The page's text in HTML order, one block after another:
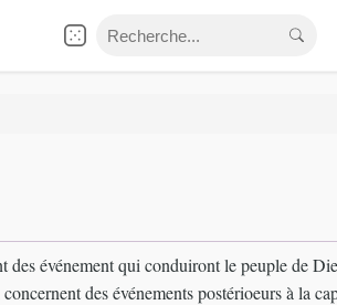
événement qui conduiront le peuple de
des événements postérioeurs à la